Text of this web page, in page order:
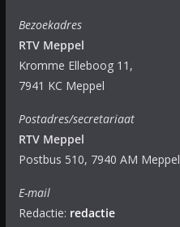
Bezoekadres
RTV Meppel
Kromme Elleboog 11,
7941 KC Meppel
Postadres/secretariaat
RTV Meppel
Postbus 510, 7940 AM Meppel
E-mail
Redactie: redactie